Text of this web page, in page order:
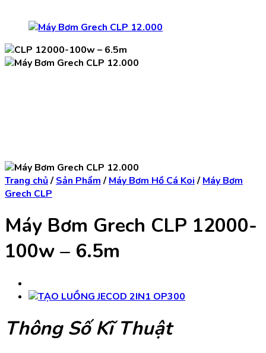
Trang chủ/ Sản Phẩm / Máy Bơm Hồ Cá Koi / Máy Bơm
Grech CLP
Máy Bơm Grech CLP 12000-
100w – 6.5m
Thông Số Kĩ Thuật